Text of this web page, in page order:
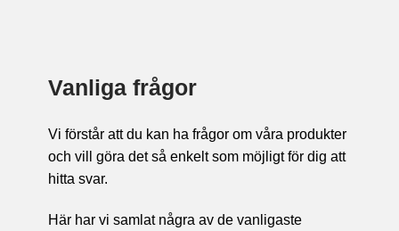
Vanliga frågor
Vi förstår att du kan ha frågor om våra produkter
och vill göra det så enkelt som möjligt för dig att
hitta svar.
Här har vi samlat några av de vanligaste